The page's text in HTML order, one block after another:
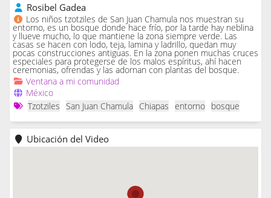
Rosibel Gadea
Los niños tzotziles de San Juan Chamula nos muestran su
entorno, es un bosque donde hace frío, por la tarde hay neblina
y llueve mucho, lo que mantiene la zona siempre verde. Las
casas se hacen con lodo, teja, lamina y ladrillo, quedan muy
pocas construcciones antiguas. En la zona ponen muchas cruces
especiales para protegerse de los malos espíritus, ahí hacen
ceremonias, ofrendas y las adornan con plantas del bosque.
Ventana a mi comunidad
México
Tzotziles
San Juan Chamula Chiapas entorno bosque
Ubicación del Video